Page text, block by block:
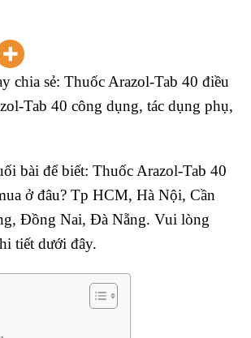
chia sẻ: Thuốc Arazol-Tab 40 điều
Tab 40 công dụng, tác dụng phụ,
bài để biết: Thuốc Arazol-Tab 40
ở đâu? Tp HCM, Hà Nội, Cần
Đồng Nai, Đà Nẵng. Vui lòng
tiết dưới đây.